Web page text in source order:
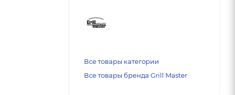
Все товары категории
Все товары бренда Grill Master